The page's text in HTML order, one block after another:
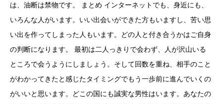
は、油断は禁物です。 まとめ インターネットでも、身近にも、
いろんな人がいます。いい出会いができた方もいますし、苦い思
い出を作ってしまった人もいます。どの人と付き合うかはご自身
の判断になります。 最初は二人っきりで会わず、人が沢山いる
ところで会うようにしましょう。そして回数を重ね、相手のこと
がわかってきたと感じたタイミングでもう一歩前に進んでいくの
がいいと思います。どこの国にも誠実な男性はいます。あなたの